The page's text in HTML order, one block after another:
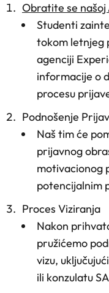
Obratite se našoj
Studenti
tokom letnjeg
agenciji
informacije o
procesu
Podnošenje
Naš tim će
prijavnog
motivacionog
potencijalnim
Proces Viziranja
Nakon
pružićemo
vizu,
ili konzulatu